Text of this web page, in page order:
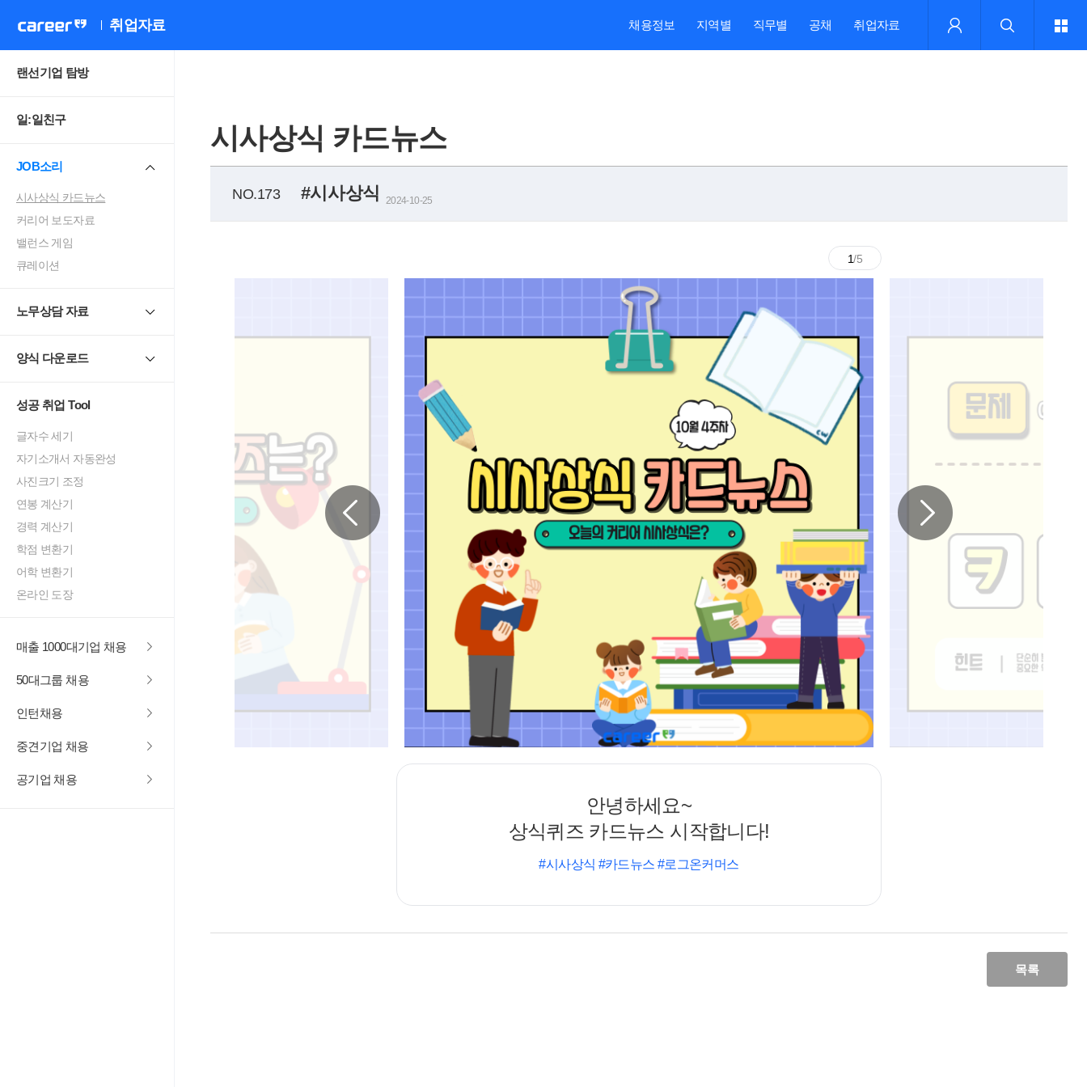
취업자료 채용정보 지역별 직무별 공채 취업자료
랜선기업 탐방
일:일친구
JOB소리
시사상식 카드뉴스
커리어 보도자료
밸런스 게임
큐레이션
노무상담 자료
양식 다운로드
성공 취업 Tool
글자수 세기
자기소개서 자동완성
사진크기 조정
연봉 계산기
경력 계산기
학점 변환기
어학 변환기
온라인 도장
매출 1000대기업 채용
50대그룹 채용
인턴채용
중견기업 채용
공기업 채용
시사상식 카드뉴스
NO.173 #시사상식 2024-10-25
1/5
안녕하세요~
상식퀴즈 카드뉴스 시작합니다!
#시사상식 #카드뉴스 #로그온커머스
목록